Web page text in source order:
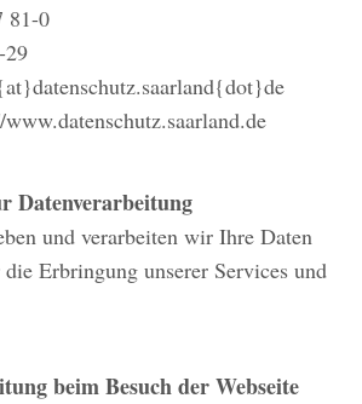
81-0
29
Datenverarbeitung
und verarbeiten wir Ihre Daten
Erbringung unserer Services und
beim Besuch der Webseite